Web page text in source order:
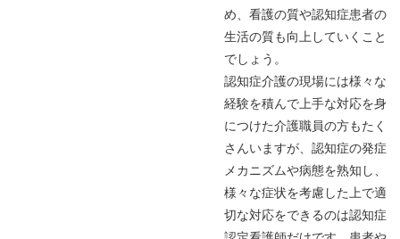
め、看護の質や認知症患者の
生活の質も向上していくこと
でしょう。
認知症介護の現場には様々な
経験を積んで上手な対応を身
につけた介護職員の方もたく
さんいますが、認知症の発症
メカニズムや病態を熟知し、
様々な症状を考慮した上で適
切な対応をできるのは認知症